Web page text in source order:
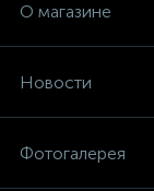
О магазине
Новости
Фотогалерея